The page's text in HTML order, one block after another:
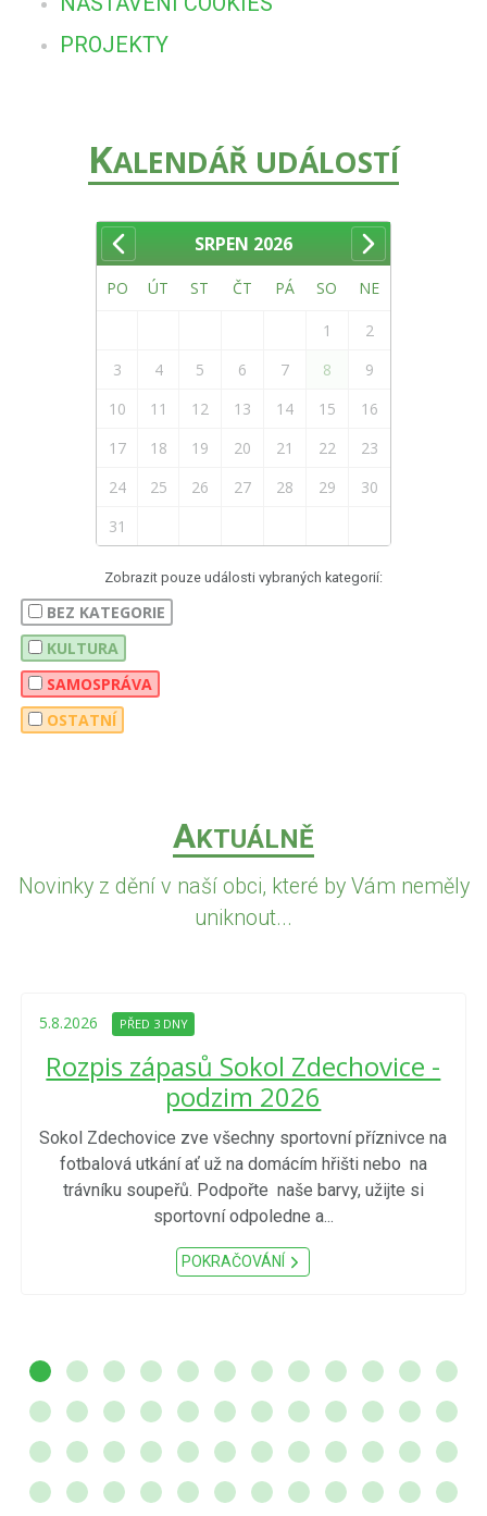
PROJEKTY
KALENDÁŘ UDÁLOSTÍ
SRPEN 2026
PO ÚT ST ČT PÁ SO NE
1
2
3
4 5 6 7 8
9
10
11 12 13 14 15
16
17
18 19 20 21 22
23
24
25 26 27 28 29
30
31
Zobrazit pouze události vybraných kategorií:
BEZ KATEGORIE
KULTURA
SAMOSPRÁVA
OSTATNÍ
AKTUÁLNĚ
Novinky z dění v naší obci, které by Vám neměly
uniknout...
5.8.2026 PŘED 3 DNY
Rozpis zápasů Sokol Zdechovice -
podzim 2026
Sokol Zdechovice zve všechny sportovní příznivce na
fotbalová utkání ať už na domácím hřišti nebo na
trávníku soupeřů. Podpořte naše barvy, užijte si
sportovní odpoledne a...
POKRAČOVÁNÍ